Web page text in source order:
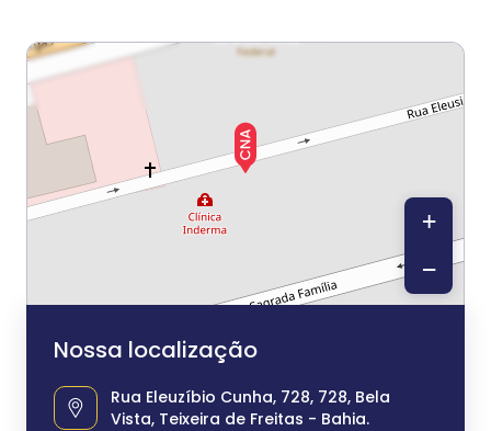
Nossa localização
Rua Eleuzíbio Cunha, 728, 728, Bela
Vista, Teixeira de Freitas - Bahia.
+
−